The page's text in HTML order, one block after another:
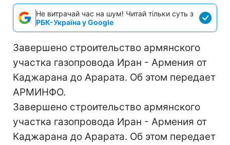
Не витрачай час на шум! Читай тільки суть з
РБК-Україна у Google
Завершено строительство армянского
участка газопровода Иран - Армения от
Каджарана до Арарата. Об этом передает
АРМИНФО.
Завершено строительство армянского
участка газопровода Иран - Армения от
Каджарана до Арарата. Об этом передает